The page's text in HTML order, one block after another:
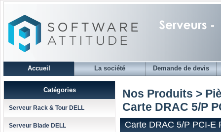
Accueil La société Demande de devis
Catégories
Serveur Rack & Tour DELL
Serveur Blade DELL
Nos Produits >
Carte DRAC 5/P
Carte DRAC 5/P PCI-E